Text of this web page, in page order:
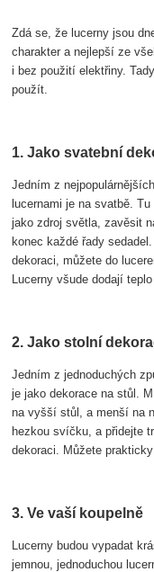
Zdá se, že lucerny jsou
charakter a nejlepší ze
i bez použití elektřiny.
použít.
1. Jako svatební
Jedním z
lucernami je na svatbě.
jako zdroj světla, zavěsit
konec každé řady
dekoraci, můžete do
Lucerny všude dodají
2. Jako stolní
Jedním z jednoduchých
je jako dekorace na stůl.
na vyšší stůl, a menší na
hezkou svíčku, a přidejte
dekoraci. Můžete
3. Ve vaší koupelně
Lucerny budou vypadat
jemnou, jednoduchou